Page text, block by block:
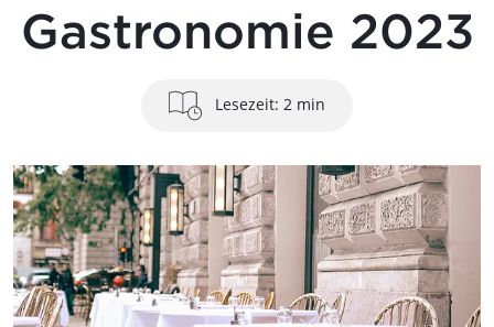
Lesezeit: 2 min
Gastronomie 2023